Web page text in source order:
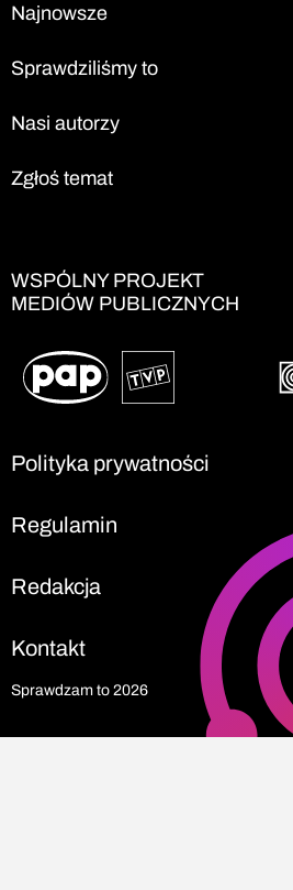
Najnowsze
Sprawdziliśmy to
Nasi autorzy
Zgłoś temat
WSPÓLNY PROJEKT
MEDIÓW PUBLICZNYCH
Sprawdzam to 2026
Polityka prywatności
Regulamin
Redakcja
Kontakt